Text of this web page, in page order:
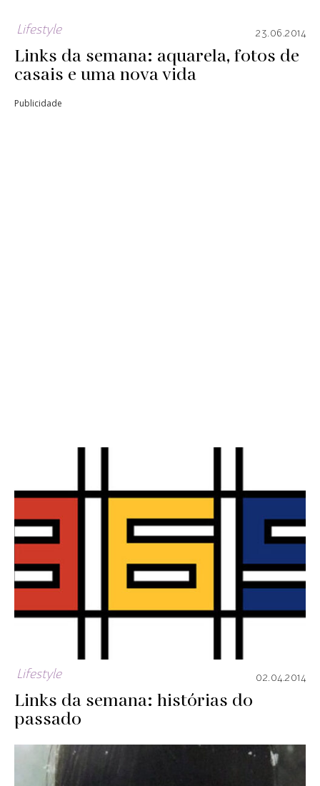
Lifestyle 23.06.2014
Links da semana: aquarela, fotos de
casais e uma nova vida
Publicidade
Lifestyle 02.04.2014
Links da semana: histórias do
passado